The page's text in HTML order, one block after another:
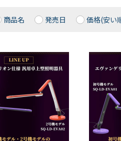
商品名 発売日 価格(安い